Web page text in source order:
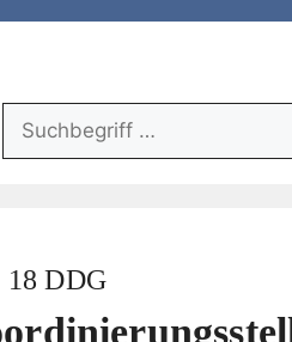
Suchfunktion:
18 DDG